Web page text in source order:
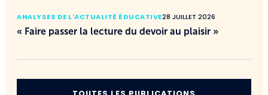
ANALYSES DE L'ACTUALITÉ ÉDUCATIVE28 JUILLET 2026
« Faire passer la lecture du devoir au plaisir »